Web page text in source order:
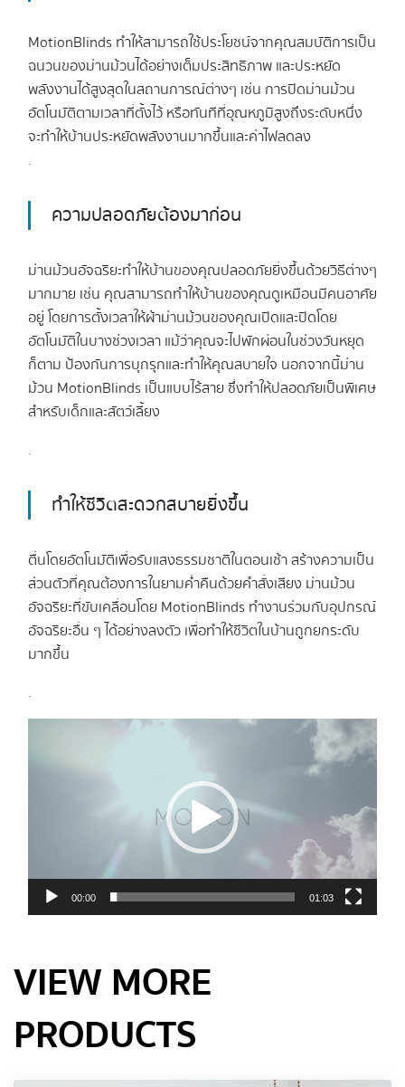
MotionBlinds ทำให้สามารถใช้ประโยชน์จากคุณสมบัติการเป็น
ฉนวนของม่านม้วนได้อย่างเต็มประสิทธิภาพ และประหยัด
พลังงานได้สูงสุดในสถานการณ์ต่างๆ เช่น การปิดม่านม้วน
อัตโนมัติตามเวลาที่ตั้งไว้ หรือทันทีที่อุณหภูมิสูงถึงระดับหนึ่ง
จะทำให้บ้านประหยัดพลังงานมากขึ้นและค่าไฟลดลง
.
ความปลอดภัยต้องมาก่อน
ม่านม้วนอัจฉริยะทำให้บ้านของคุณปลอดภัยยิ่งขึ้นด้วยวิธีต่างๆ
มากมาย เช่น คุณสามารถทำให้บ้านของคุณดูเหมือนมีคนอาศัย
อยู่ โดยการตั้งเวลาให้ผ้าม่านม้วนของคุณเปิดและปิดโดย
อัตโนมัติในบางช่วงเวลา แม้ว่าคุณจะไปพักผ่อนในช่วงวันหยุด
ก็ตาม ป้องกันการบุกรุกและทำให้คุณสบายใจ นอกจากนี้ม่าน
ม้วน MotionBlinds เป็นแบบไร้สาย ซึ่งทำให้ปลอดภัยเป็นพิเศษ
สำหรับเด็กและสัตว์เลี้ยง
.
ทำให้ชีวิตสะดวกสบายยิ่งขึ้น
ตื่นโดยอัตโนมัติเพื่อรับแสงธรรมชาติในตอนเช้า สร้างความเป็น
ส่วนตัวที่คุณต้องการในยามค่ำคืนด้วยคำสั่งเสียง ม่านม้วน
อัจฉริยะที่ขับเคลื่อนโดย MotionBlinds ทำงานร่วมกับอุปกรณ์
อัจฉริยะอื่น ๆ ได้อย่างลงตัว เพื่อทำให้ชีวิตในบ้านถูกยกระดับ
มากขึ้น
.
00:00 01:03
VIEW MORE
PRODUCTS